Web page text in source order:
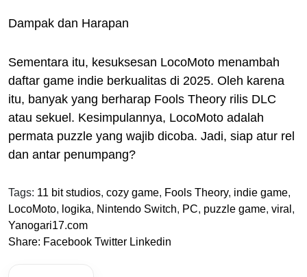
Dampak dan Harapan
Sementara itu, kesuksesan LocoMoto menambah
daftar game indie berkualitas di 2025. Oleh karena
itu, banyak yang berharap Fools Theory rilis DLC
atau sekuel. Kesimpulannya, LocoMoto adalah
permata puzzle yang wajib dicoba. Jadi, siap atur rel
dan antar penumpang?
Tags: 11 bit studios, cozy game, Fools Theory, indie game,
LocoMoto, logika, Nintendo Switch, PC, puzzle game, viral ,
Yanogari17.com
Share: Facebook Twitter Linkedin